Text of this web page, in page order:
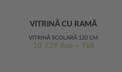
VITRINĂ CU RAMĂ
METALICĂ 120 CM
LĂȚIME
VITRINĂ ȘCOLARĂ 120 CM
10 739 Ron + TVA